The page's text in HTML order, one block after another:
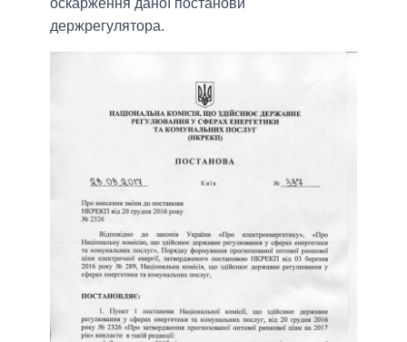
оскарження даної постанови
держрегулятора.